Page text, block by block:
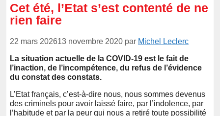
Cet été, l’Etat s’est contenté de ne
rien faire
22 mars 202613 novembre 2020 par Michel Leclerc
La situation actuelle de la COVID-19 est le fait de
l’inaction, de l’incompétence, du refus de l’évidence
du constat des constats.
L’Etat français, c’est-à-dire nous, nous sommes devenus
des criminels pour avoir laissé faire, par l’indolence, par
l’habitude et par la peur qui nous a retiré toute possibilité